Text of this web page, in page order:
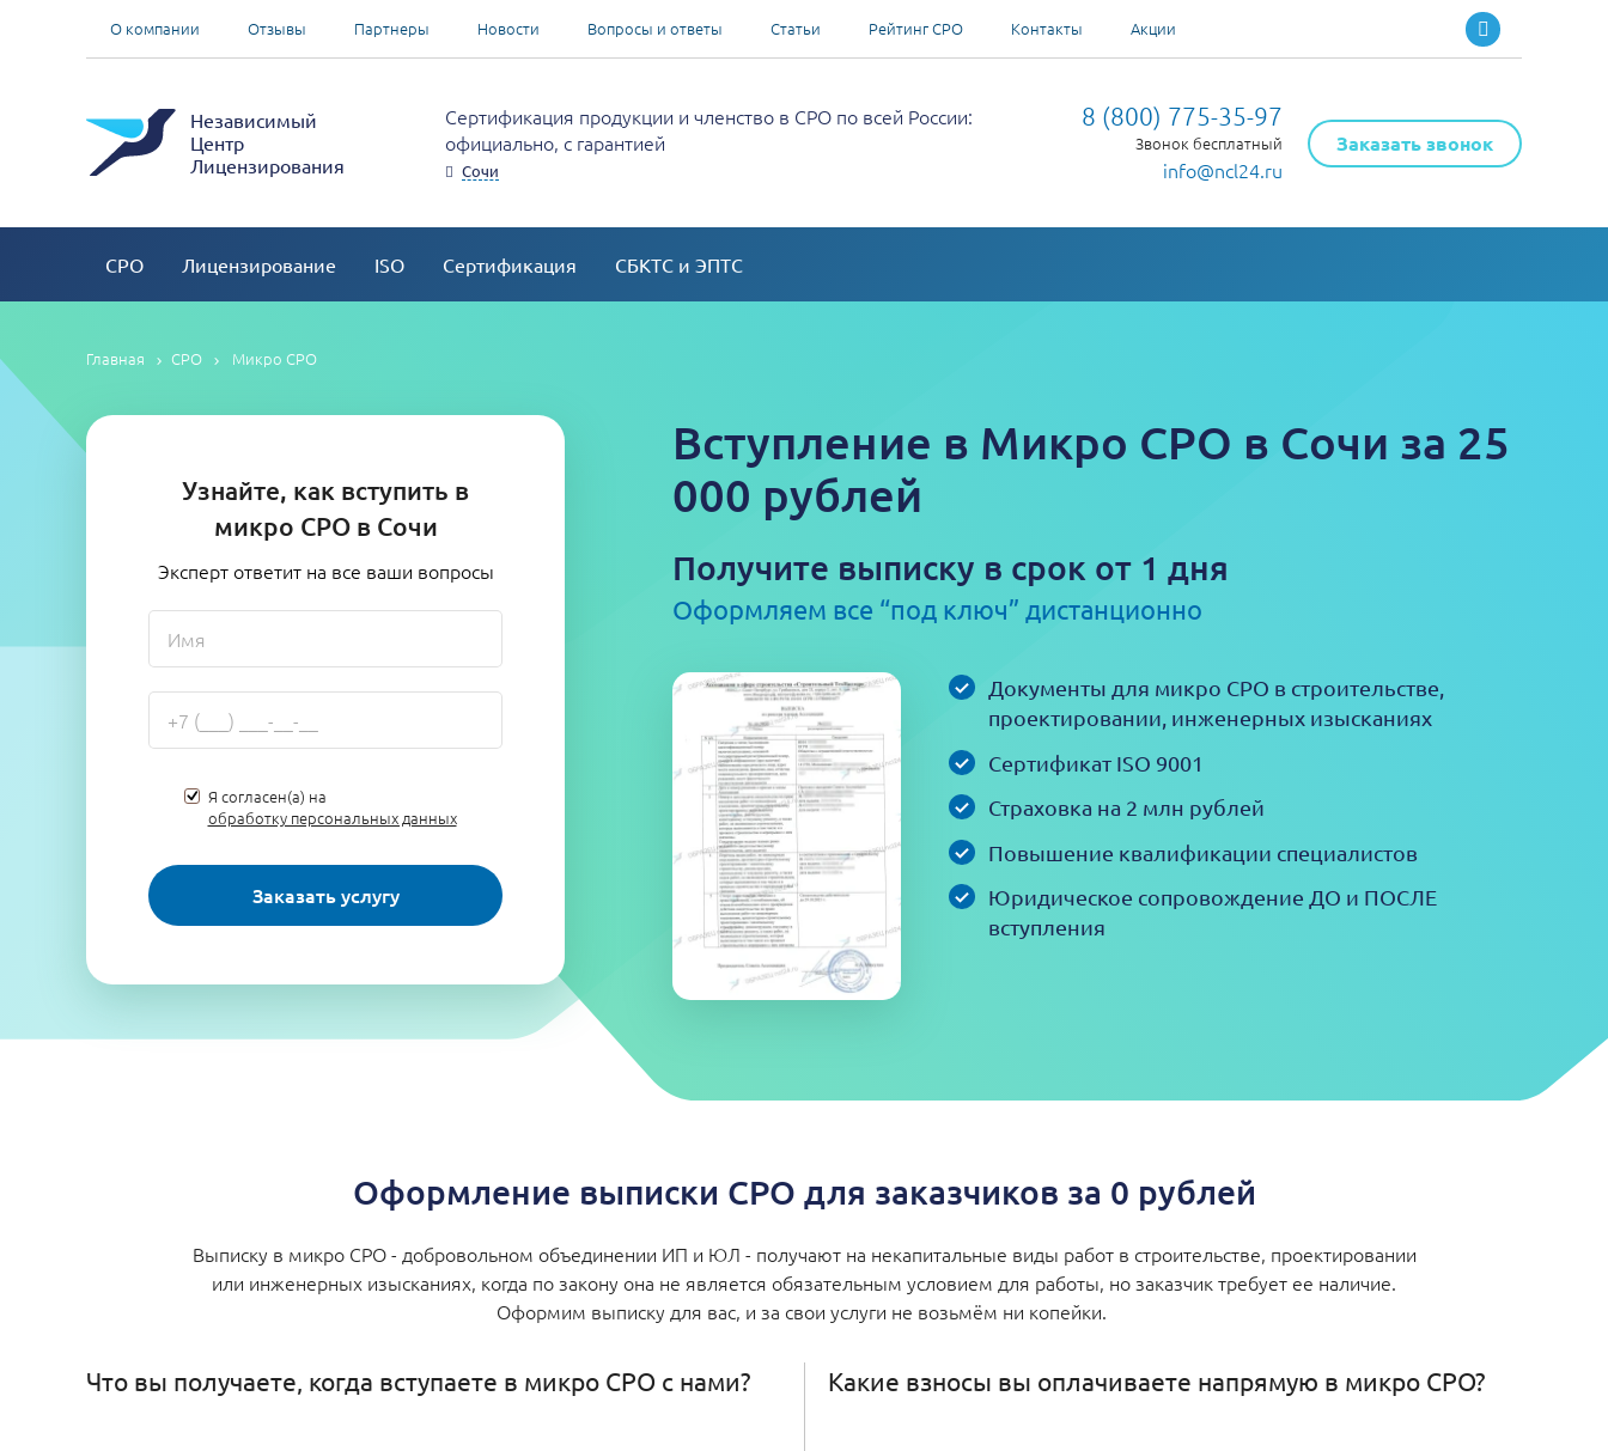
О компании Отзывы Партнеры Новости Вопросы и ответы Статьи Рейтинг СРО Контакты Акции
Независимый
Центр
Лицензирования
Сертификация продукции и членство в СРО по всей России:
официально, с гарантией
Сочи
8 (800) 775-35-97
Звонок бесплатный
info@ncl24.ru
Заказать звонок
СРО Лицензирование ISO Сертификация СБКТС и ЭПТС
Главная СРО Микро СРО
Узнайте, как вступить в
микро СРО в Сочи
Эксперт ответит на все ваши вопросы
Я согласен(а) на
обработку персональных данных
Заказать услугу
Вступление в Микро СРО в Сочи за 25
000 рублей
Получите выписку в срок от 1 дня
Оформляем все “под ключ” дистанционно
Документы для микро СРО в строительстве,
проектировании, инженерных изысканиях
Сертификат ISO 9001
Страховка на 2 млн рублей
Повышение квалификации специалистов
Юридическое сопровождение ДО и ПОСЛЕ
вступления
Оформление выписки СРО для заказчиков за 0 рублей
Выписку в микро СРО - добровольном объединении ИП и ЮЛ - получают на некапитальные виды работ в строительстве, проектировании
или инженерных изысканиях, когда по закону она не является обязательным условием для работы, но заказчик требует ее наличие.
Оформим выписку для вас, и за свои услуги не возьмём ни копейки.
Что вы получаете, когда вступаете в микро СРО с нами? Какие взносы вы оплачиваете напрямую в микро СРО?